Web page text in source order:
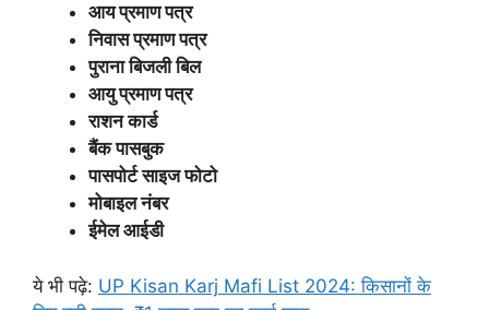
आय प्रमाण पत्र
निवास प्रमाण पत्र
पुराना बिजली बिल
आयु प्रमाण पत्र
राशन कार्ड
बैंक पासबुक
पासपोर्ट साइज फोटो
मोबाइल नंबर
ईमेल आईडी
ये भी पढ़े: UP Kisan Karj Mafi List 2024: किसानों के